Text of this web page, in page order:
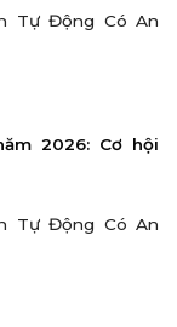
Tự Động Có An
2026: Cơ hội
Tự Động Có An